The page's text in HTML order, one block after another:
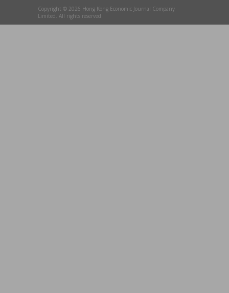
Copyright © 2026 Hong Kong Economic Journal Company
Limited. All rights reserved.